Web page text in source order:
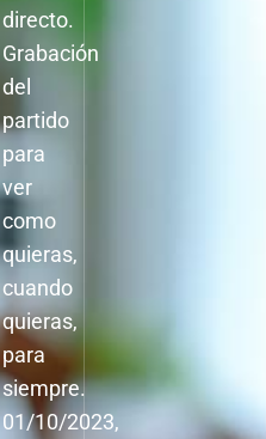
directo.
Grabación
del
partido
para
ver
como
quieras,
cuando
quieras,
para
siempre.
01/10/2023,